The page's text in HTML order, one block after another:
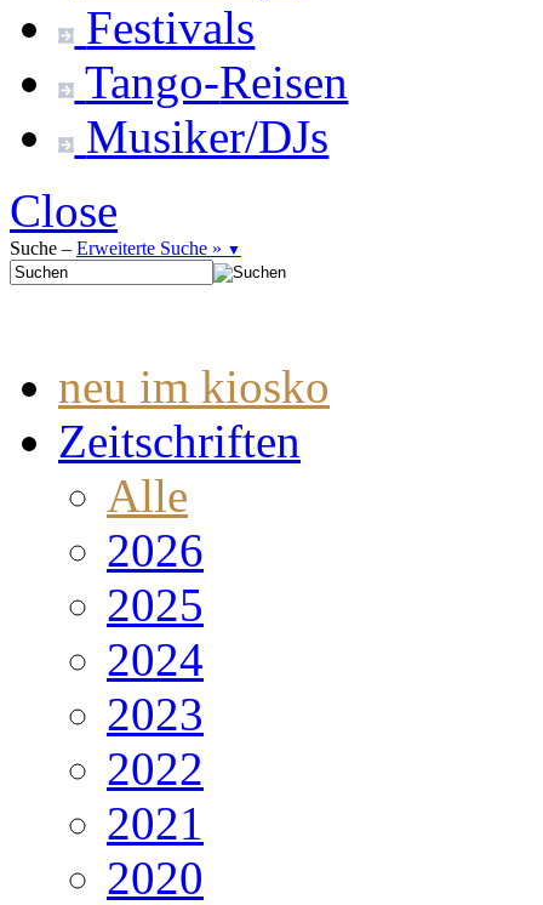
Festivals
Tango-Reisen
Musiker/DJs
Close
Suche – Erweiterte Suche » ▼
neu im kiosko
Zeitschriften
Alle
2026
2025
2024
2023
2022
2021
2020